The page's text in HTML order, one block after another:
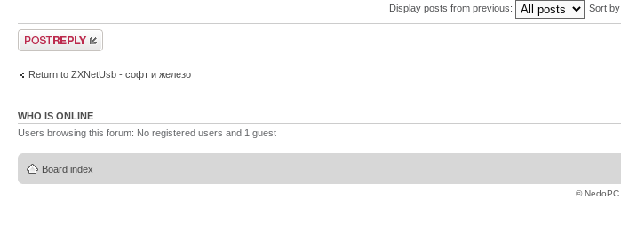
Display posts from previous: Sort by
Post a reply
Return to ZXNetUsb - софт и железо
WHO IS ONLINE
Users browsing this forum: No registered users and 1 guest
Board index
© NedoPC